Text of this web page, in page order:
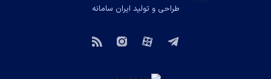
طراحی و تولید ایران سامانه